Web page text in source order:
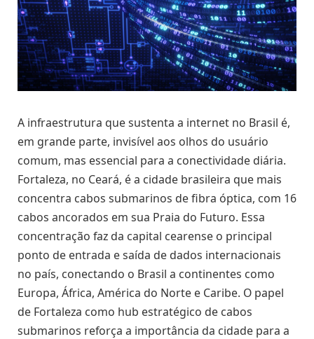
A infraestrutura que sustenta a internet no Brasil é,
em grande parte, invisível aos olhos do usuário
comum, mas essencial para a conectividade diária.
Fortaleza, no Ceará, é a cidade brasileira que mais
concentra cabos submarinos de fibra óptica, com 16
cabos ancorados em sua Praia do Futuro. Essa
concentração faz da capital cearense o principal
ponto de entrada e saída de dados internacionais
no país, conectando o Brasil a continentes como
Europa, África, América do Norte e Caribe. O papel
de Fortaleza como hub estratégico de cabos
submarinos reforça a importância da cidade para a